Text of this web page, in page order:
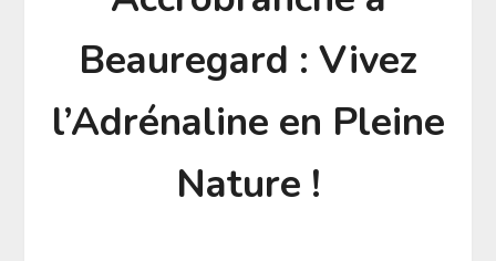
Beauregard : Vivez
l’Adrénaline en Pleine
Nature !